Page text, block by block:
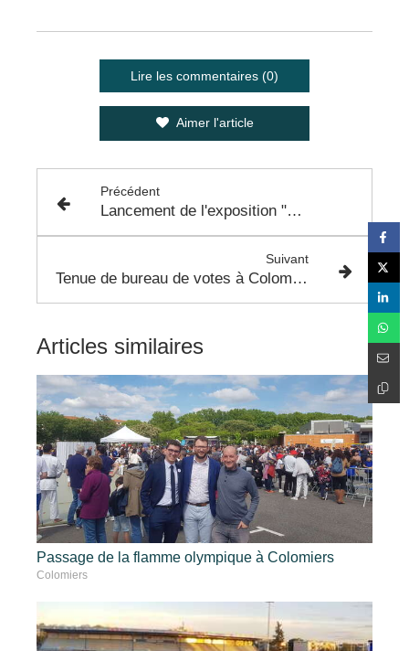
Lire les commentaires (0)
Aimer l'article
Précédent
Lancement de l'exposition "Au delà du terrain" au Pavillon Blanc de Colomiers
Suivant
Tenue de bureau de votes à Colomiers pour les Européennes.
Articles similaires
Passage de la flamme olympique à Colomiers
Colomiers